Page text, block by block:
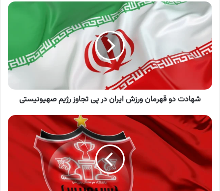
شهادت
دو
قهرمان
ورزش
ایران
در
پی
تجاوز
رژیم
صهیونیستی
شهادت دو قهرمان ورزش ایران در پی تجاوز رژیم صهیونیستی
پرسپولیس
صدای
شد؛
واکنش
این